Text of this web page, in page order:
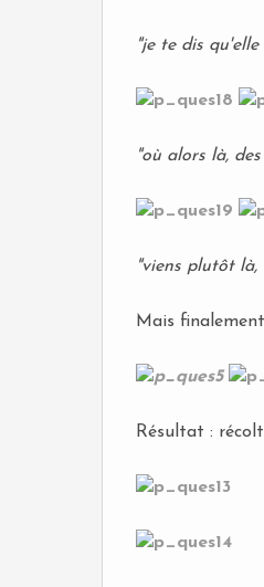
"je te dis
"où alors là,
"viens plutôt
Mais
Résultat :